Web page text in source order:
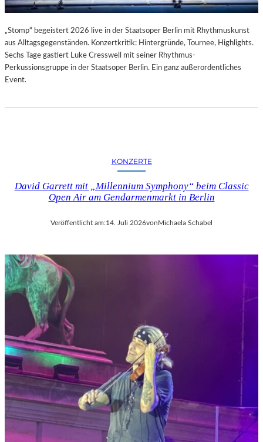
„Stomp“ begeistert 2026 live in der Staatsoper Berlin mit Rhythmuskunst
aus Alltagsgegenständen. Konzertkritik: Hintergründe, Tournee, Highlights.
Sechs Tage gastiert Luke Cresswell mit seiner Rhythmus-
Perkussionsgruppe in der Staatsoper Berlin. Ein ganz außerordentliches
Event.
KONZERTE
David Garrett mit „Millennium Symphony“ beim Classic
Open Air am Gendarmenmarkt in Berlin
Veröffentlicht am:14. Juli 2026vonMichaela Schabel